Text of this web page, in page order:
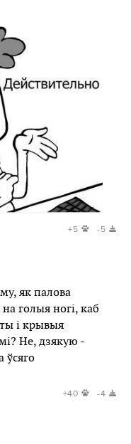
+5 -5
як палова
голыя ногі, каб
і крывыя
Не, дзякую -
ўсяго
+40 -4